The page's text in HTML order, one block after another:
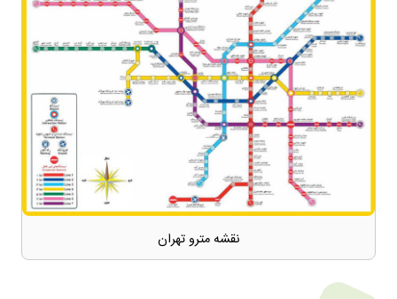
نقشه مترو تهران